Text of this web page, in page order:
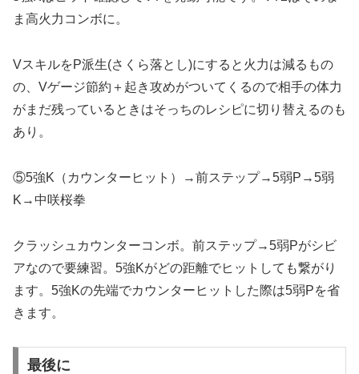
ま高火力コンボに。
VスキルをP派生(さくら落とし)にすると火力は減るもの
の、Vゲージ節約＋起き攻めがついてくるので相手の体力
がまだ残っているときはそっちのレシピに切り替えるのも
あり。
⑤5強K（カウンターヒット）→前ステップ→5弱P→5弱
K→中咲桜拳
クラッシュカウンターコンボ。前ステップ→5弱Pがシビ
アなので要練習。5強Kがどの距離でヒットしても繋がり
ます。5強Kの先端でカウンターヒットした際は5弱Pを省
きます。
最後に